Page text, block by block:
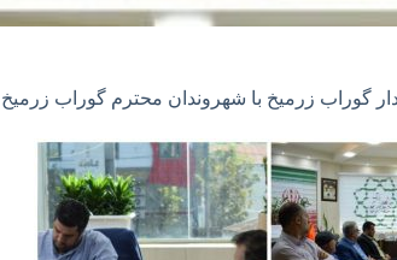
گوراب زرمیخ با شهروندان محترم گوراب زرمیخ